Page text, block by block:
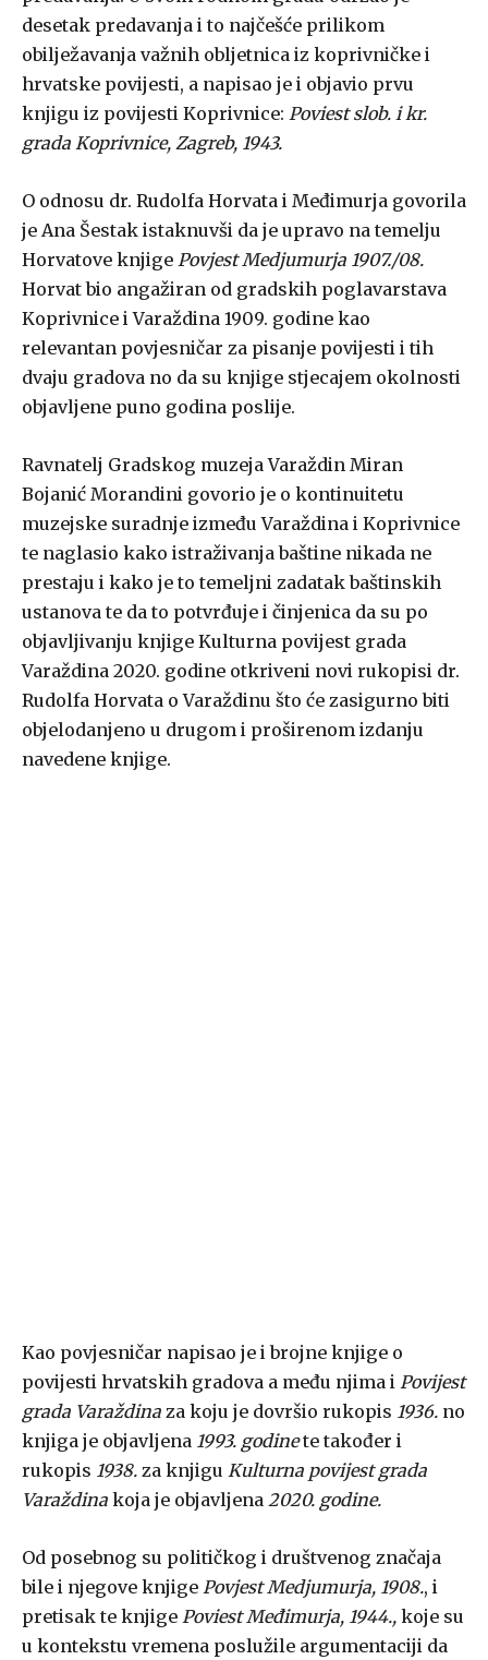
desetak predavanja i to najčešće prilikom
obilježavanja važnih obljetnica iz koprivničke i
hrvatske povijesti, a napisao je i objavio prvu
knjigu iz povijesti Koprivnice: Poviest slob. i kr.
grada Koprivnice, Zagreb, 1943.
O odnosu dr. Rudolfa Horvata i Međimurja govorila
je Ana Šestak istaknuvši da je upravo na temelju
Horvatove knjige Povjest Medjumurja 1907./08.
Horvat bio angažiran od gradskih poglavarstava
Koprivnice i Varaždina 1909. godine kao
relevantan povjesničar za pisanje povijesti i tih
dvaju gradova no da su knjige stjecajem okolnosti
objavljene puno godina poslije.
Ravnatelj Gradskog muzeja Varaždin Miran
Bojanić Morandini govorio je o kontinuitetu
muzejske suradnje između Varaždina i Koprivnice
te naglasio kako istraživanja baštine nikada ne
prestaju i kako je to temeljni zadatak baštinskih
ustanova te da to potvrđuje i činjenica da su po
objavljivanju knjige Kulturna povijest grada
Varaždina 2020. godine otkriveni novi rukopisi dr.
Rudolfa Horvata o Varaždinu što će zasigurno biti
objelodanjeno u drugom i proširenom izdanju
navedene knjige.
Kao povjesničar napisao je i brojne knjige o
povijesti hrvatskih gradova a među njima i Povijest
grada Varaždina za koju je dovršio rukopis 1936. no
knjiga je objavljena 1993. godinete također i
rukopis 1938. za knjigu Kulturna povijest grada
Varaždina koja je objavljena 2020. godine.
Od posebnog su političkog i društvenog značaja
bile i njegove knjige Povjest Medjumurja, 1908., i
pretisak te knjige Poviest Međimurja, 1944., koje su
u kontekstu vremena poslužile argumentaciji da